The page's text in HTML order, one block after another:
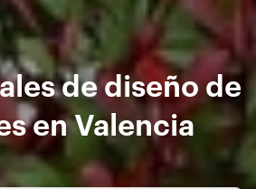
de diseño de
en Valencia